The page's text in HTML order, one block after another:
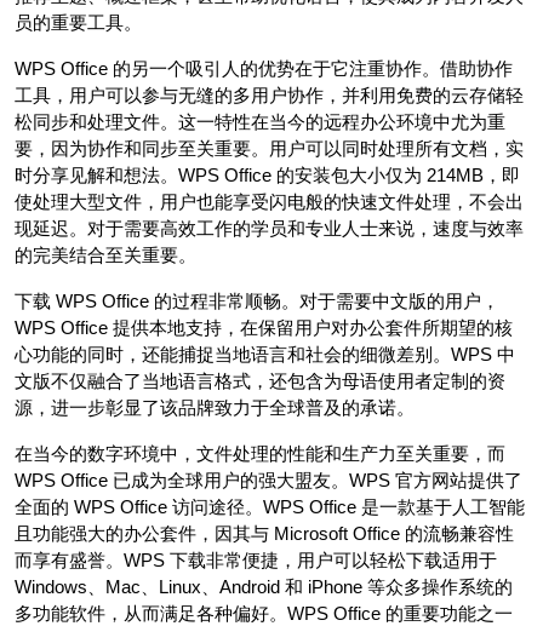
员的重要工具。
WPS Office 的另一个吸引人的优势在于它注重协作。借助协作
工具，用户可以参与无缝的多用户协作，并利用免费的云存储轻
松同步和处理文件。这一特性在当今的远程办公环境中尤为重
要，因为协作和同步至关重要。用户可以同时处理所有文档，实
时分享见解和想法。WPS Office 的安装包大小仅为 214MB，即
使处理大型文件，用户也能享受闪电般的快速文件处理，不会出
现延迟。对于需要高效工作的学员和专业人士来说，速度与效率
的完美结合至关重要。
下载 WPS Office 的过程非常顺畅。对于需要中文版的用户，
WPS Office 提供本地支持，在保留用户对办公套件所期望的核
心功能的同时，还能捕捉当地语言和社会的细微差别。WPS 中
文版不仅融合了当地语言格式，还包含为母语使用者定制的资
源，进一步彰显了该品牌致力于全球普及的承诺。
在当今的数字环境中，文件处理的性能和生产力至关重要，而
WPS Office 已成为全球用户的强大盟友。WPS 官方网站提供了
全面的 WPS Office 访问途径。WPS Office 是一款基于人工智能
且功能强大的办公套件，因其与 Microsoft Office 的流畅兼容性
而享有盛誉。WPS 下载非常便捷，用户可以轻松下载适用于
Windows、Mac、Linux、Android 和 iPhone 等众多操作系统的
多功能软件，从而满足各种偏好。WPS Office 的重要功能之一